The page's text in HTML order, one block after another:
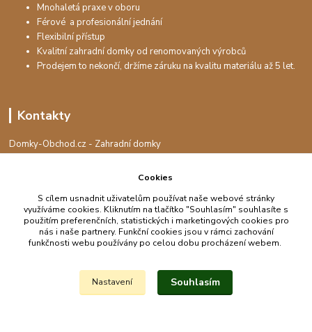
Mnohaletá praxe v oboru
Férové a profesionální jednání
Flexibilní přístup
Kvalitní zahradní domky od renomovaných výrobců
Prodejem to nekončí, držíme záruku na kvalitu materiálu až 5 let.
Kontakty
Domky-Obchod.cz - Zahradní domky
+420 730 501 925
info@domky-obchod.cz
Upravit sběr cookies.
Cookies
S cílem usnadnit uživatelům používat naše webové stránky
využíváme cookies. Kliknutím na tlačítko "Souhlasím" souhlasíte s
použitím preferenčních, statistických i marketingových cookies pro
nás i naše partnery. Funkční cookies jsou v rámci zachování
funkčnosti webu používány po celou dobu procházení webem.
Nastavení Souhlasím